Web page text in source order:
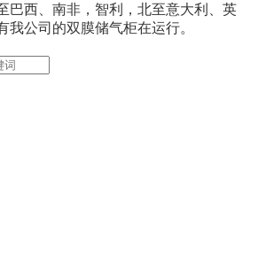
巴西、南非，智利，北至意大利、英
我公司的双膜储气柜在运行。